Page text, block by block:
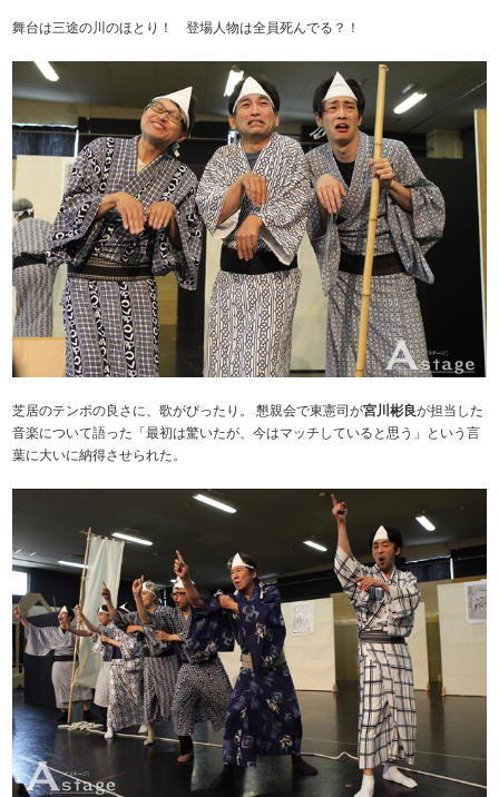
舞台は三途の川のほとり！ 登場人物は全員死んでる？！
芝居のテンポの良さに、歌がぴったり。 懇親会で東憲司が宮川彬良が担当した
音楽について語った「最初は驚いたが、今はマッチしていると思う」という言
葉に大いに納得させられた。